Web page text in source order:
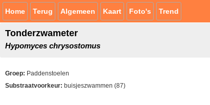
Home Terug Algemeen Kaart Foto's Trend
Tonderzwameter
Hypomyces chrysostomus
Groep: Paddenstoelen
Substraatvoorkeur: buisjeszwammen (87)